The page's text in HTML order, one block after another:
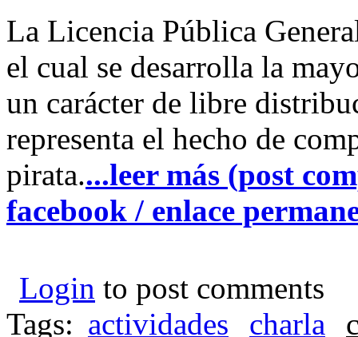
La Licencia Pública
el cual se desarrolla la
un carácter de libre
representa el hecho de
pirata....leer más (post
facebook / enlace
Login to post comments
Tags: actividades charla